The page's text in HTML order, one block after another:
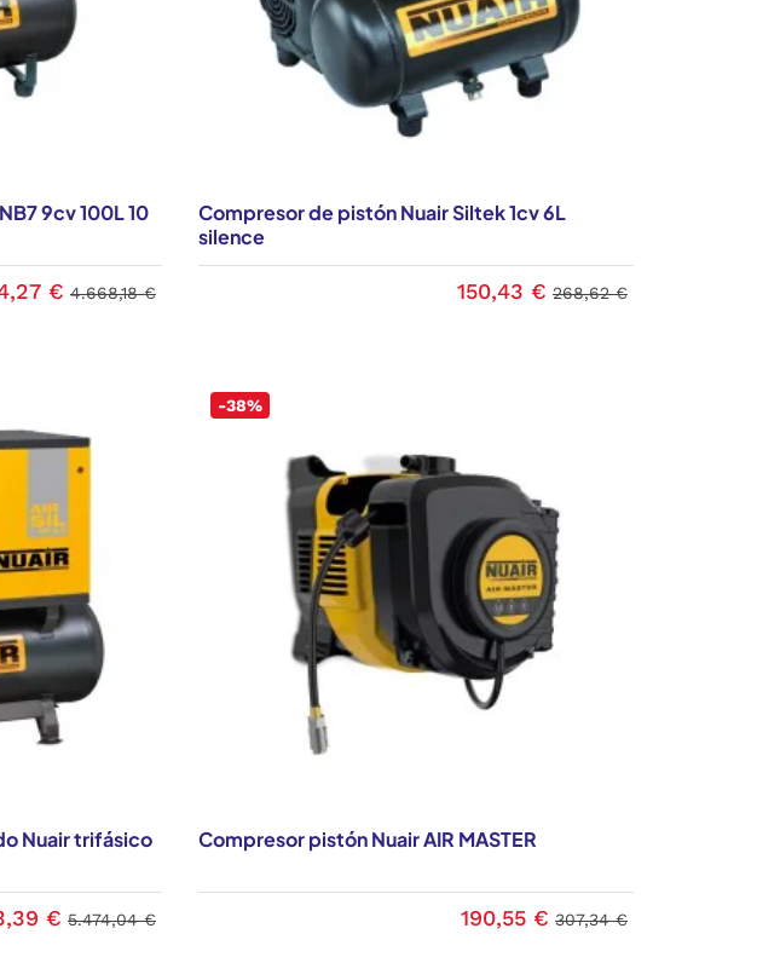
9cv 100L 10
€ 4.668,18 €
Compresor de pistón Nuair Siltek 1cv 6L
silence
150,43 € 268,62 €
Nuair trifásico
€ 5.474,04 €
-38%
Compresor pistón Nuair AIR MASTER
190,55 € 307,34 €